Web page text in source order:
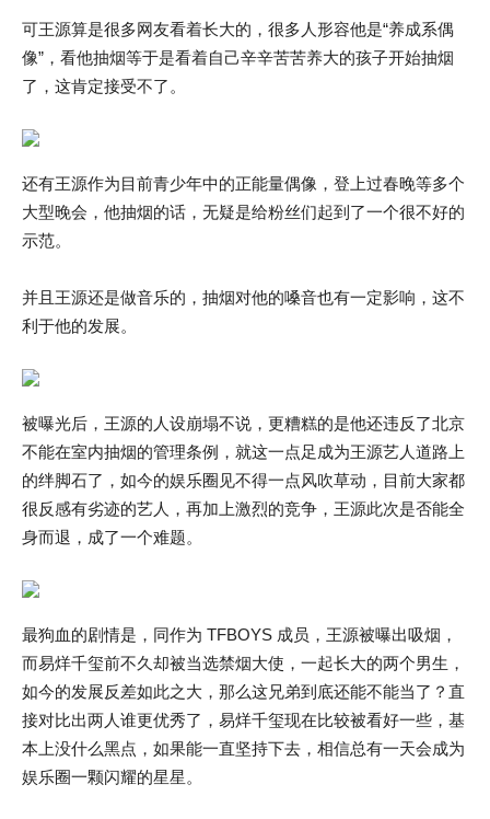
可王源算是很多网友看着长大的，很多人形容他是“养成系偶
像”，看他抽烟等于是看着自己辛辛苦苦养大的孩子开始抽烟
了，这肯定接受不了。
还有王源作为目前青少年中的正能量偶像，登上过春晚等多个
大型晚会，他抽烟的话，无疑是给粉丝们起到了一个很不好的
示范。
并且王源还是做音乐的，抽烟对他的嗓音也有一定影响，这不
利于他的发展。
被曝光后，王源的人设崩塌不说，更糟糕的是他还违反了北京
不能在室内抽烟的管理条例，就这一点足成为王源艺人道路上
的绊脚石了，如今的娱乐圈见不得一点风吹草动，目前大家都
很反感有劣迹的艺人，再加上激烈的竞争，王源此次是否能全
身而退，成了一个难题。
最狗血的剧情是，同作为 TFBOYS 成员，王源被曝出吸烟，
而易烊千玺前不久却被当选禁烟大使，一起长大的两个男生，
如今的发展反差如此之大，那么这兄弟到底还能不能当了？直
接对比出两人谁更优秀了，易烊千玺现在比较被看好一些，基
本上没什么黑点，如果能一直坚持下去，相信总有一天会成为
娱乐圈一颗闪耀的星星。